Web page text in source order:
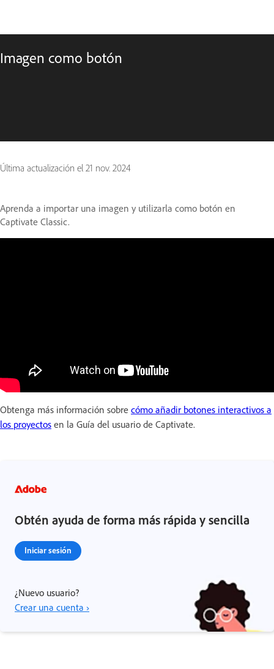
Imagen como botón
Última actualización el 21 nov. 2024
Aprenda a importar una imagen y utilizarla como botón en
Captivate Classic.
Obtenga más información sobre cómo añadir botones interactivos a
los proyectos en la Guía del usuario de Captivate.
Obtén ayuda de forma más rápida y sencilla
Iniciar sesión
¿Nuevo usuario?
Crear una cuenta ›